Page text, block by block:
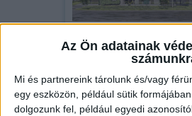
Az Ön adatainak
Mi és partnereink tárolunk és/vagy
egy eszközön, például sütik
dolgozunk fel, például egyedi
Szeged
225 000 000 Ft
147 m2 szobák: 3